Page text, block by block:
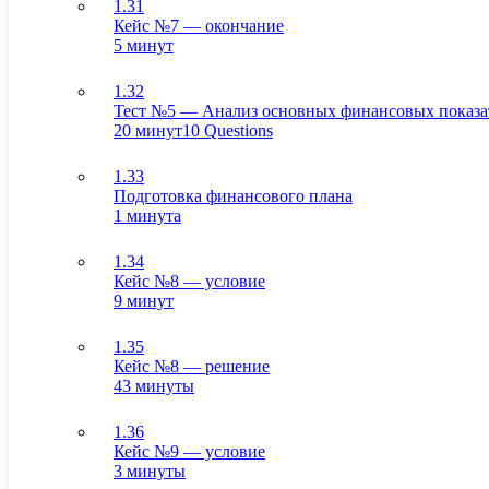
1.31
Кейс №7 — окончание
5 минут
1.32
Тест №5 — Анализ основных финансовых
20 минут10 Questions
1.33
Подготовка финансового плана
1 минута
1.34
Кейс №8 — условие
9 минут
1.35
Кейс №8 — решение
43 минуты
1.36
Кейс №9 — условие
3 минуты